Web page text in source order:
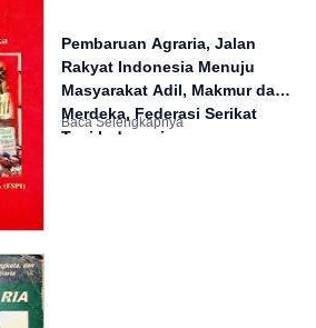
Pembaruan Agraria, Jalan
Rakyat Indonesia Menuju
Masyarakat Adil, Makmur dan
Merdeka, Federasi Serikat
Tani Indonesia